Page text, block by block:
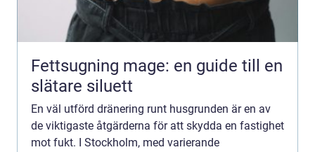
Fettsugning mage: en guide till en
slätare siluett
En väl utförd dränering runt husgrunden är en av
de viktigaste åtgärderna för att skydda en fastighet
mot fukt. I Stockholm, med varierande